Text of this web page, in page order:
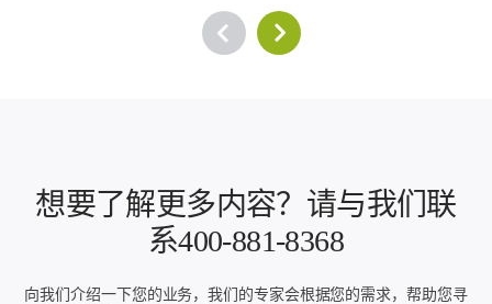
想要了解更多内容？请与我们联
系400-881-8368
向我们介绍一下您的业务，我们的专家会根据您的需求，帮助您寻